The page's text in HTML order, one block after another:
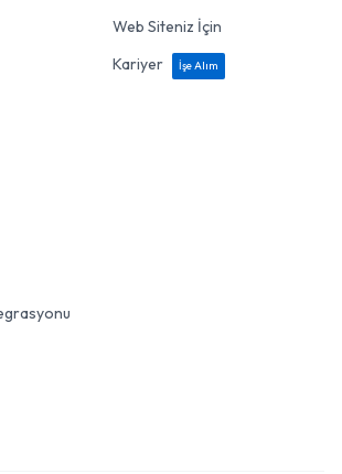
Web Siteniz İçin
Kariyer
İşe Alım